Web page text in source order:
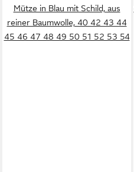
Mütze in Blau mit Schild, aus
reiner Baumwolle, 40 42 43 44
45 46 47 48 49 50 51 52 53 54